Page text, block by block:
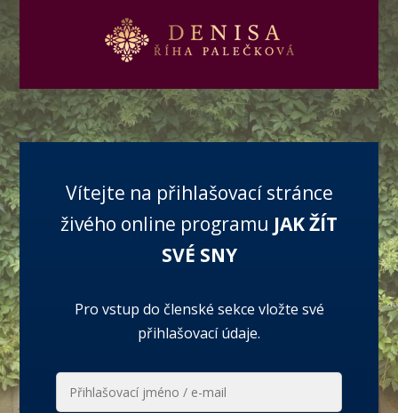
Vítejte na přihlašovací stránce
živého online programu JAK ŽÍT
SVÉ SNY
Pro vstup do členské sekce vložte své
přihlašovací údaje.